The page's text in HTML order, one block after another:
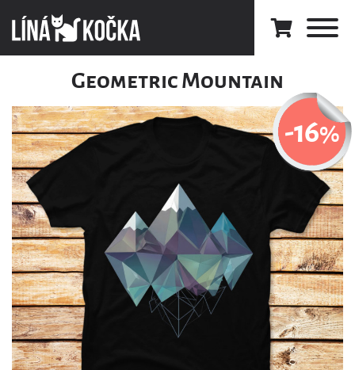
Geometric Mountain
-16%